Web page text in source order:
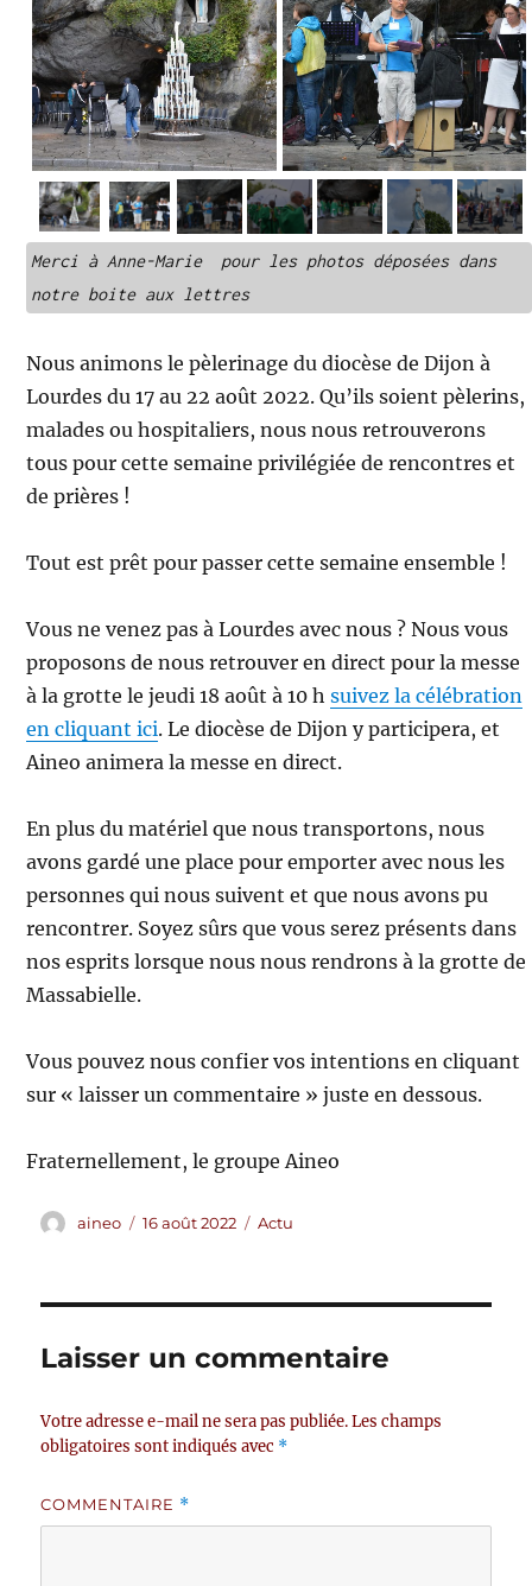
Merci à Anne-Marie  pour les photos déposées dans
notre boite aux lettres
Nous animons le pèlerinage du diocèse de Dijon à
Lourdes du 17 au 22 août 2022. Qu’ils soient pèlerins,
malades ou hospitaliers, nous nous retrouverons
tous pour cette semaine privilégiée de rencontres et
de prières !
Tout est prêt pour passer cette semaine ensemble !
Vous ne venez pas à Lourdes avec nous ? Nous vous
proposons de nous retrouver en direct pour la messe
à la grotte le jeudi 18 août à 10 hsuivez la célébration
en cliquant ici. Le diocèse de Dijon y participera, et
Aineo animera la messe en direct.
En plus du matériel que nous transportons, nous
avons gardé une place pour emporter avec nous les
personnes qui nous suivent et que nous avons pu
rencontrer. Soyez sûrs que vous serez présents dans
nos esprits lorsque nous nous rendrons à la grotte de
Massabielle.
Vous pouvez nous confier vos intentions en cliquant
sur « laisser un commentaire » juste en dessous.
Fraternellement, le groupe Aineo
Auteur
aineo
Publié
16 août 2022 Catégories
Actu
Laisser un commentaire
Votre adresse e-mail ne sera pas publiée. Les champs
obligatoires sont indiqués avec *
COMMENTAIRE *